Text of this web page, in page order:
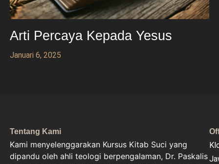
Arti Percaya Kepada Yesus
Januari 6, 2025
Tentang Kami
Kami menyelenggarakan Kursus Kitab Suci yang
dipandu oleh ahli teologi berpengalaman, Dr. Paskalis